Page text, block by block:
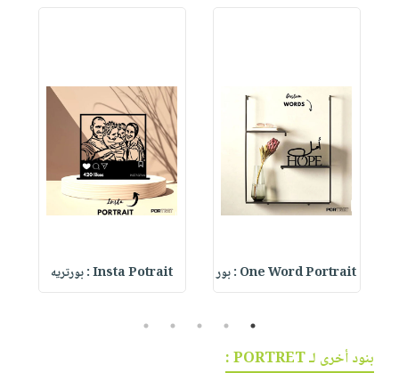
One Word Portrait : بور Insta Potrait : بورتريه
1
2
3
4
5
بنود أخرى لـ PORTRET :